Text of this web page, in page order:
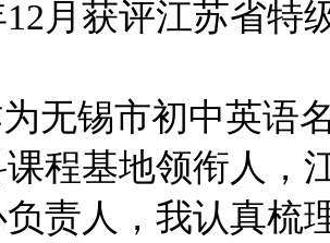
12月获评江苏省特
无锡市初中英语
程基地领衔人，
责人，我认真梳